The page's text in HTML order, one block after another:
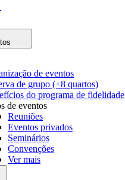
de eventos
de grupo (+8 quartos)
do programa de fidelidade
de eventos
Reuniões
Eventos privados
Seminários
Convenções
Ver mais